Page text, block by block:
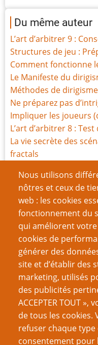
Nous utilisons
nôtres et ceux de
web : les cookies
fonctionnement du
qui améliorent
cookies de
générer des
site et d’établir des
marketing, utilisés
des publicités
ACCEPTER TOUT »,
de tous les cookies.
refuser chaque
consentement pour
Du même auteur
L’art d’arbitrer 9 :
Structures de jeu :
Comment fonctionne
Le Manifeste du
Méthodes de dirigisme
Ne préparez pas
Impliquer les joueurs
L’art d’arbitrer 8 :
La vie secrète des
fractals
Petersen
Alors comme ça, on
les rails ?
Pagination ‹‹
VOUS AIMEREZ
Réfléchissez avant de
L’Art d’arbitrer 11 -
résolution narrative
Sans dessus-dessous